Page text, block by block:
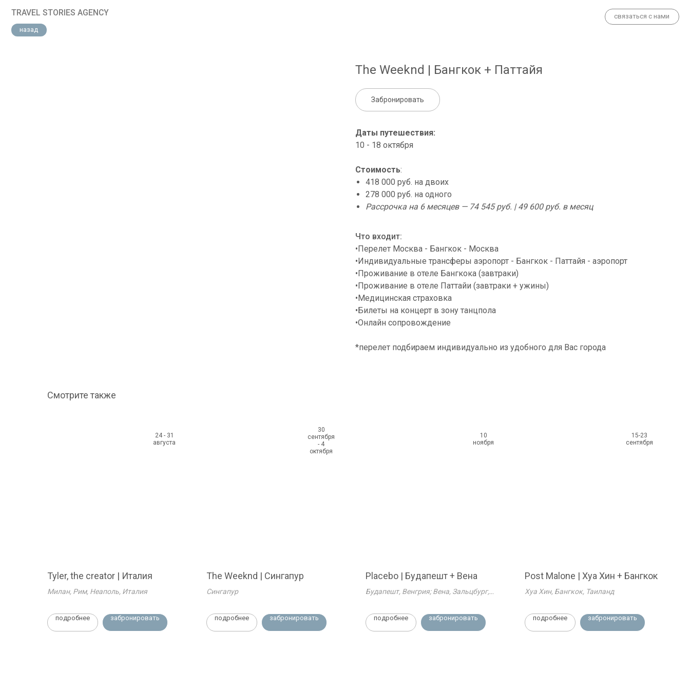
TRAVEL STORIES AGENCY
The Weeknd | Бангкок + Паттайя
Забронировать
Даты путешествия:
10 - 18 октября
Стоимость:
418 000 руб. на двоих
278 000 руб. на одного
Рассрочка на 6 месяцев — 74 545 руб. | 49 600 руб. в месяц
Что входит:
•Перелет Москва - Бангкок - Москва
•Индивидуальные трансферы аэропорт - Бангкок - Паттайя - аэропорт
•Проживание в отеле Бангкока (завтраки)
•Проживание в отеле Паттайи (завтраки + ужины)
•Медицинская страховка
•Билеты на концерт в зону танцпола
•Онлайн сопровождение
*перелет подбираем индивидуально из удобного для Вас города
Смотрите также
24 - 31
августа
Tyler, the creator | Италия
Милан, Рим, Неаполь, Италия
подробнее забронировать
30
сентября
- 4
октября
The Weeknd | Сингапур
Сингапур
подробнее забронировать
10
ноября
Placebo | Будапешт + Вена
Будапешт, Венгрия; Вена, Зальцбург,
подробнее забронировать
15-23
сентября
Post Malone | Хуа Хин + Бангкок
Хуа Хин, Бангкок, Таиланд
подробнее забронировать